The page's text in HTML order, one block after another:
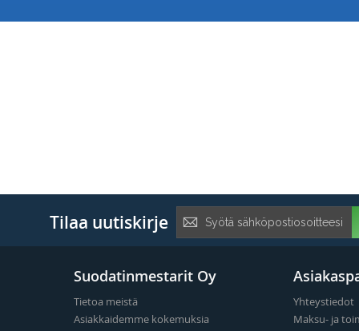
Tilaa uutiskirje
uutiskirje:
Suodatinmestarit Oy
Tietoa meistä
Asiakkaidemme kokemuksia
Yhteystiedot
Maksu- ja